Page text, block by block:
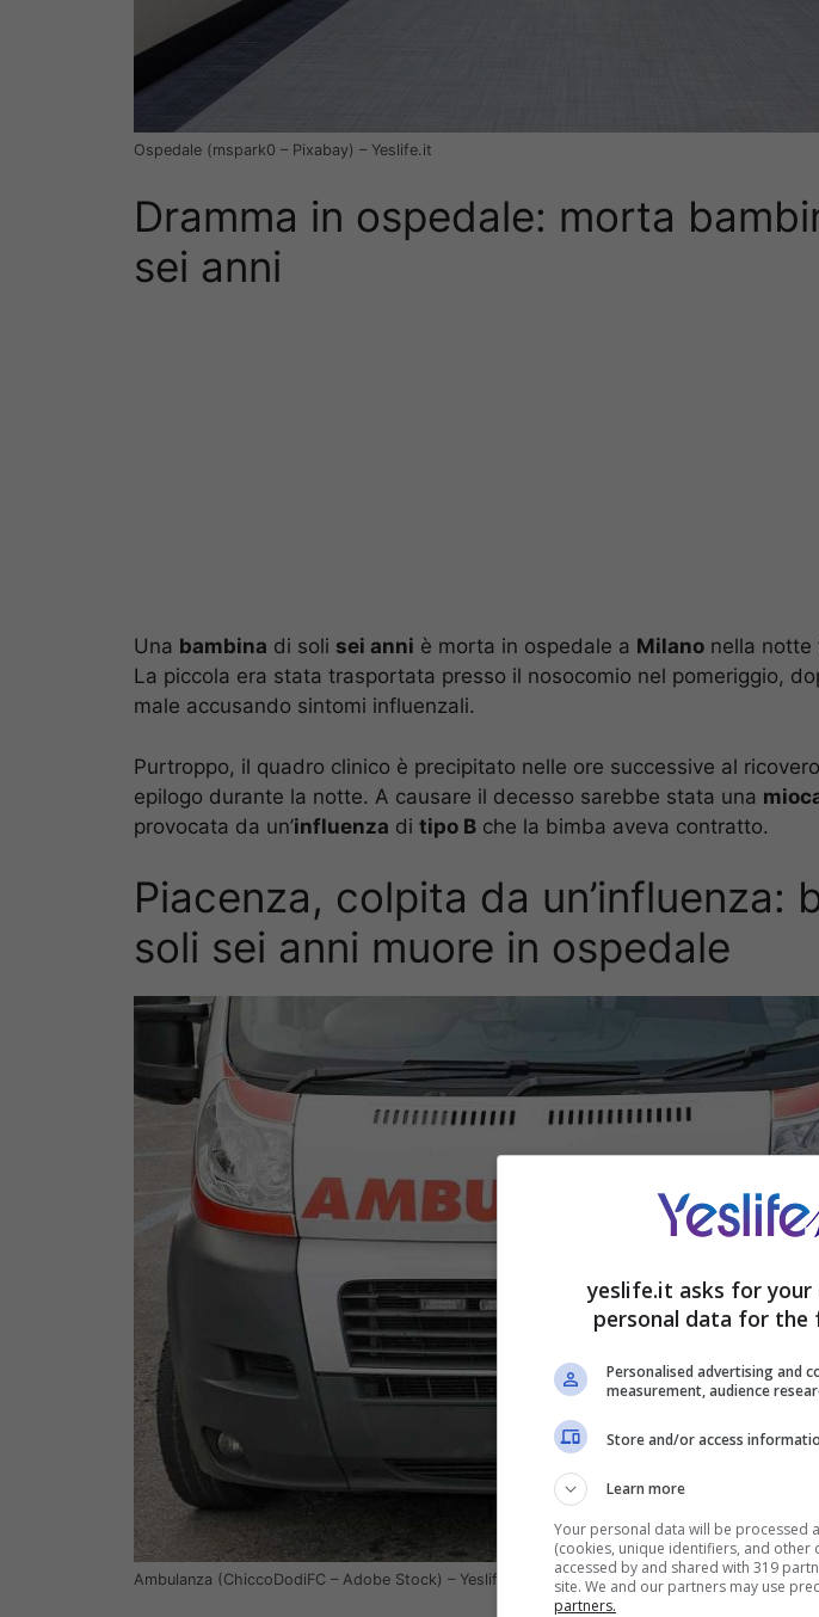
Ospedale (mspark0 – Pixabay) – Yeslife.it
Dramma in ospedale: morta
sei anni
Una bambina di soli sei anni è morta in ospedale a Milano nella notte
La piccola era stata trasportata presso il nosocomio nel pomeriggio,
male accusando sintomi influenzali.
Purtroppo, il quadro clinico è precipitato nelle ore successive al
epilogo durante la notte. A causare il decesso sarebbe stata una
provocata da un’influenza di tipo B che la bimba aveva contratto.
Piacenza, colpita da un’influenza:
soli sei anni muore in ospedale
Ambulanza (ChiccoDodiFC – Adobe Stock) – Yeslife.it
yeslife.it asks for
personal data for the
Personalised advertising and
measurement, audience
Store and/or access
Learn more
Your personal data will be processed
(cookies, unique identifiers, and other
accessed by and shared with 319
site. We and our partners may use
partners.